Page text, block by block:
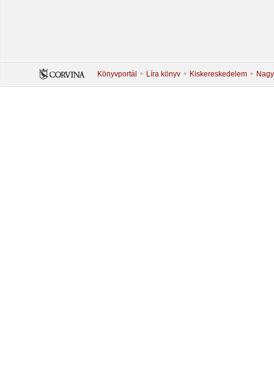
Könyvportál Líra könyv Kiskereskedelem